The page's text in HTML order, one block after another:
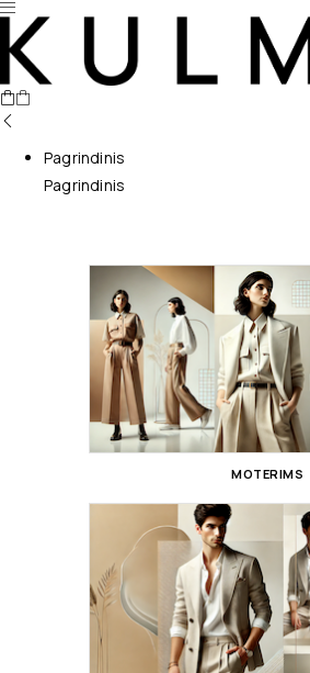
Pagrindinis
Pagrindinis
MOTERIMS